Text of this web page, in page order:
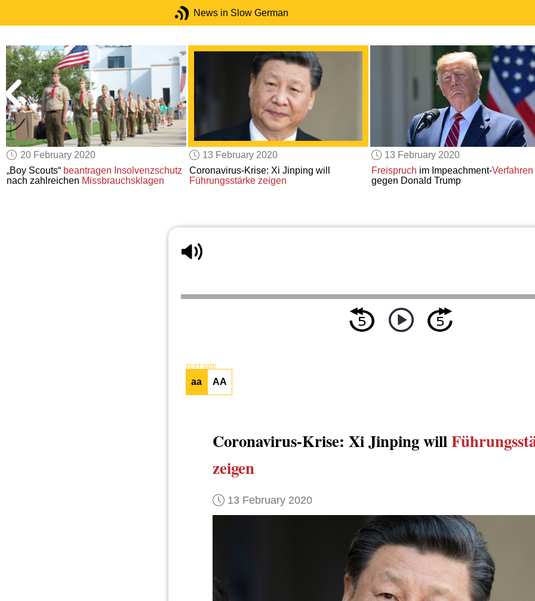
News in Slow German
20 February 2020
„Boy Scouts“ beantragen Insolvenzschutz
nach zahlreichen Missbrauchsklagen
13 February 2020
Coronavirus-Krise: Xi Jinping will
Führungsstärke zeigen
13 February 2020
Freispruch im Impeachment-Verfahren
gegen Donald Trump
TEXT SIZE
aa AA
Coronavirus-Krise: Xi Jinping will
zeigen
13 February 2020